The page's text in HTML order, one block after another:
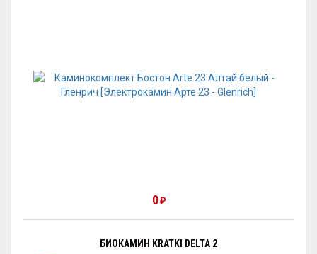
0₽
БИОКАМИН KRATKI DELTA 2